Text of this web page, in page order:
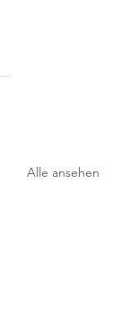
Alle ansehen